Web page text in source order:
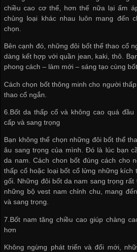
chiều cao cơ thể, hơn thế nữa lại ấm
chủng loại khác nhau luôn mang đến
chọn.
Bên cạnh đó, những đôi bốt thể thao cổ
dàng kết hợp với quần jean, kaki, thô.
phong cách – làm mới – sáng tạo cùng
Cách chọn bốt thông minh cho người
thao cổ ngắn.
6.Bốt da thấp cổ và không cao quá
cấp và sang trọng
Bạn không thể chọn những đôi bốt thể
âu sang trọng của mình. Đó là lúc bạn
da nam. Cách chon bốt đúng cách cho
thấp cổ hoặc loại bốt cổ lửng những kích
gối. Những đôi bốt da nam sang trọng
những bộ vest nam chỉnh chu, mang
và sang trọng.
7.Bốt nam tăng chiều cao giúp chàng
hơn
Không ngừng phát triển và đổi mới,